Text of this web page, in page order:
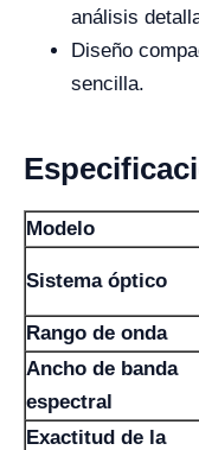
análisis
Diseño
sencilla.
Modelo
Sistema óptico
Rango de onda
Ancho de banda
espectral
Exactitud de la